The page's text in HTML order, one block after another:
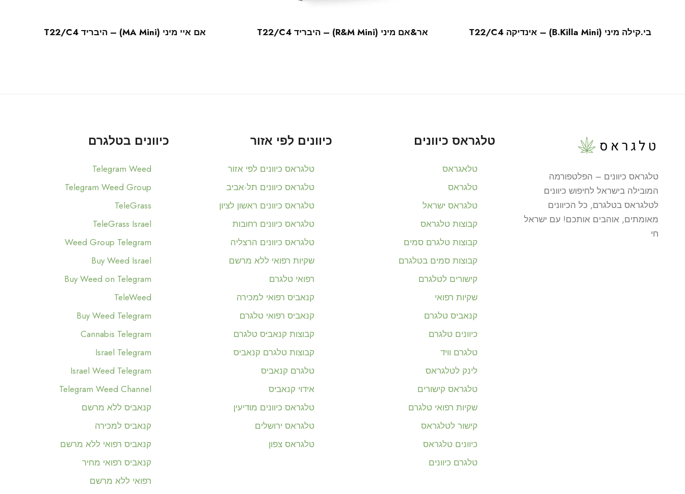
בי.קילה מיני (B.Killa Mini) – אינדיקה T22/C4 אר&אם מיני (R&M Mini) – היבריד T22/C4 אם איי מיני (MA Mini) – היבריד T22/C4
טלגראס כיוונים – הפלטפורמה
המובילה בישראל לחיפוש כיוונים
לטלגראס בטלגרם, כל הכיוונים
מאומתים, אוהבים אותכם! עם ישראל
חי
טלגראס כיוונים
טלאגראס
טלגראס
טלגראס ישראל
קבוצות טלגראס
קבוצות טלגרם סמים
קבוצות סמים בטלגרם
קישורים לטלגרם
שקיות רפואי
קנאביס טלגרם
כיוונים טלגרם
טלגרם וויד
לינק לטלגראס
טלגראס קישורים
שקיות רפואי טלגרם
קישור לטלגראס
כיוונים טלגראס
טלגרם כיוונים
כיוונים לפי אזור
טלגראס כיוונים לפי אזור
טלגראס כיוונים תל-אביב
טלגראס כיוונים ראשון לציון
טלגראס כיוונים רחובות
טלגראס כיוונים הרצליה
שקיות רפואי ללא מרשם
רפואי טלגרם
קנאביס רפואי למכירה
קנאביס רפואי טלגרם
קבוצות קנאביס טלגרם
קבוצות טלגרם קנאביס
טלגרם קנאביס
אידוי קנאביס
טלגראס כיוונים מודיעין
טלגראס ירושלים
טלגראס צפון
כיוונים בטלגרם
Telegram Weed
Telegram Weed Group
TeleGrass
TeleGrass Israel
Weed Group Telegram
Buy Weed Israel
Buy Weed on Telegram
TeleWeed
Buy Weed Telegram
Cannabis Telegram
Israel Telegram
Israel Weed Telegram
Telegram Weed Channel
קנאביס ללא מרשם
קנאביס למכירה
קנאביס רפואי ללא מרשם
קנאביס רפואי מחיר
רפואי ללא מרשם